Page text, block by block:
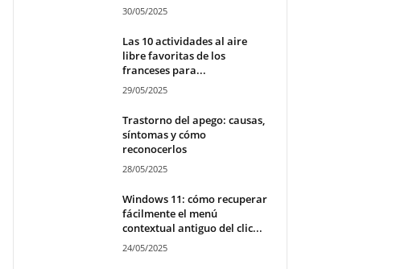
30/05/2025
Las 10 actividades al aire
libre favoritas de los
franceses para...
29/05/2025
Trastorno del apego: causas,
síntomas y cómo
reconocerlos
28/05/2025
Windows 11: cómo recuperar
fácilmente el menú
contextual antiguo del clic...
24/05/2025